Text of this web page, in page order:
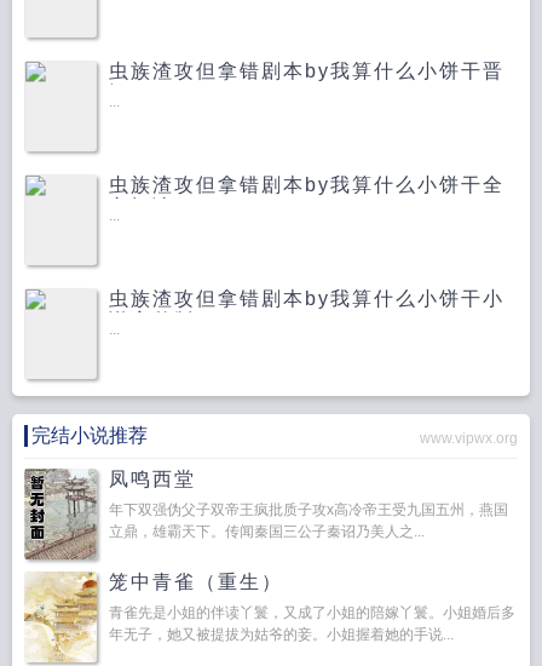
虫族渣攻但拿错剧本by我算什么小饼干晋
...
虫族渣攻但拿错剧本by我算什么小饼干全
...
虫族渣攻但拿错剧本by我算什么小饼干小
...
完结小说推荐 www.vipwx.org
凤鸣西堂
年下双强伪父子双帝王疯批质子攻x高冷帝王受九国五州，燕国
立鼎，雄霸天下。传闻秦国三公子秦诏乃美人之...
笼中青雀（重生）
青雀先是小姐的伴读丫鬟，又成了小姐的陪嫁丫鬟。小姐婚后多
年无子，她又被提拔为姑爷的妾。小姐握着她的手说...